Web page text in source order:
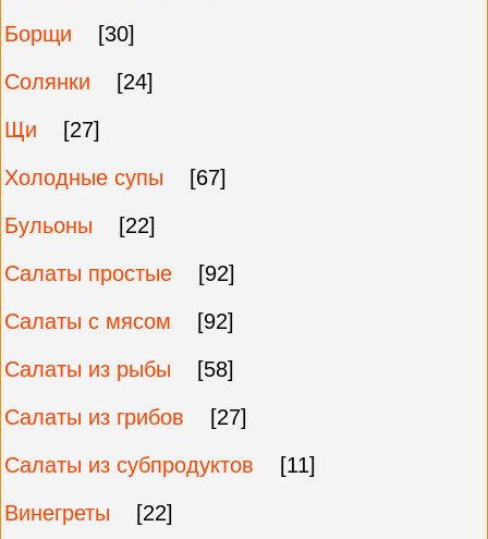
Борщи
[30]
Солянки
[24]
Щи
[27]
Холодные супы
[67]
Бульоны
[22]
Салаты простые
[92]
Салаты с мясом
[92]
Салаты из рыбы
[58]
Салаты из грибов
[27]
Салаты из субпродуктов
[11]
Винегреты
[22]